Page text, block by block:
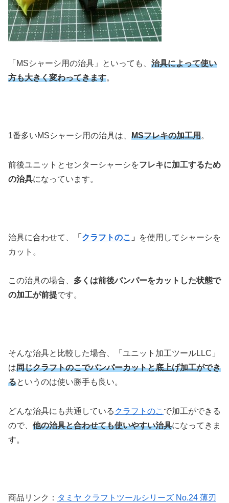
「MSシャーシ用の治具」といっても、 治具によって使い
方も大きく変わってきます。
1番多いMSシャーシ用の治具は、 MSフレキの加工用。
前後ユニットとセンターシャーシをフレキに加工するため
の治具になっています。
治具に合わせて、 「 クラフトのこ 」
を使用してシャーシを
カット。
この治具の場合、 多くは前後バンパーをカットした状態で
の加工が前提です。
そんな治具と比較した場合、「ユニット加工ツールLLC」
は同じクラフトのこでバンパーカットと底上げ加工ができ
るというのは使い勝手も良い。
どんな治具にも共通している クラフトのこ で加工ができる
ので、 他の治具と合わせても使いやすい治具になってきま
す。
商品リンク： タミヤ クラフトツールシリーズ No.24 薄刃